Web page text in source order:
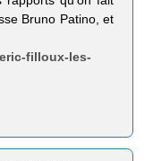
Bruno Patino, et
filloux-les-